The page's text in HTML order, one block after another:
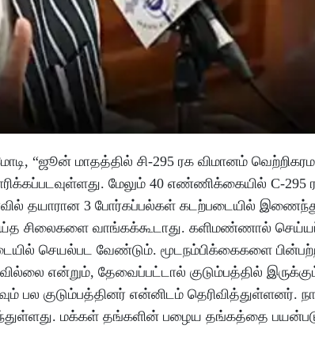
“ஜூன் மாதத்தில் சி-295 ரக விமானம்
மேலும் 40 எண்ணிக்கையில் C-295
தயாரான 3 போர்கப்பல்கள் கடற்படையில்
சிலைகளை வாங்கக்கூடாது. களிமண்ணால்
செயல்பட வேண்டும். மூடநம்பிக்கைகளை
என்றும், தேவைப்பட்டால் குடும்பத்தில்
குடும்பத்தினர் என்னிடம் தெரிவித்துள்ளனர்.
மக்கள் தங்களின் பழைய தங்கத்தை